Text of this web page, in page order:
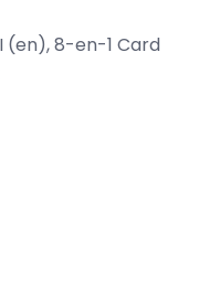
(en), 8-en-1 Card